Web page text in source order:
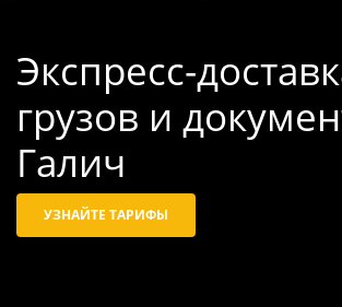
Экспресс-
грузов и
Галич
УЗНАЙТЕ ТАРИФЫ